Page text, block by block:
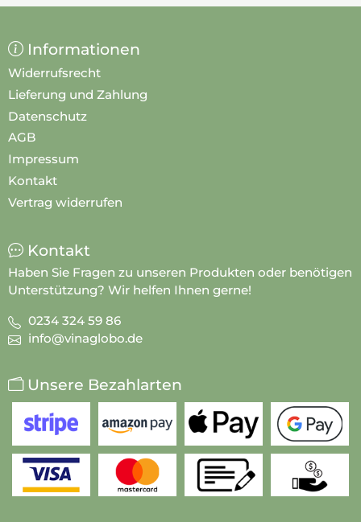
Informationen
Widerrufsrecht
Lieferung und Zahlung
Datenschutz
AGB
Impressum
Kontakt
Vertrag widerrufen
Kontakt
Haben Sie Fragen zu unseren Produkten oder benötigen
Unterstützung? Wir helfen Ihnen gerne!
0234 324 59 86
info@vinaglobo.de
Unsere Bezahlarten